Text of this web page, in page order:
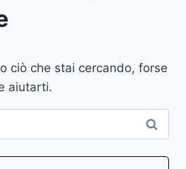
ciò che stai cercando, forse
aiutarti.